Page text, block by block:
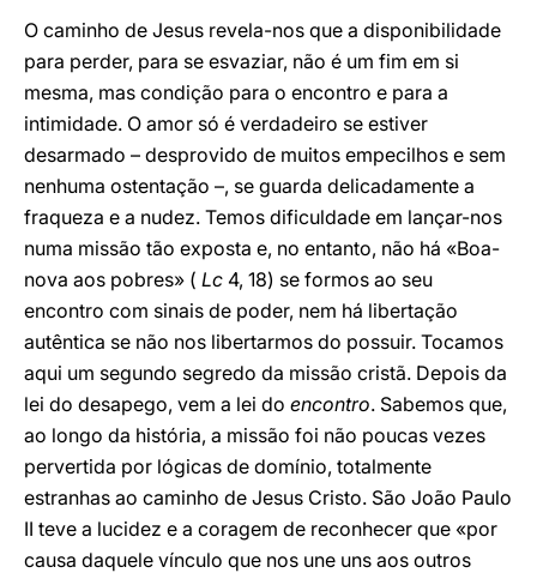
O caminho de Jesus revela-nos que a disponibilidade
para perder, para se esvaziar, não é um fim em si
mesma, mas condição para o encontro e para a
intimidade. O amor só é verdadeiro se estiver
desarmado – desprovido de muitos empecilhos e sem
nenhuma ostentação –, se guarda delicadamente a
fraqueza e a nudez. Temos dificuldade em lançar-nos
numa missão tão exposta e, no entanto, não há «Boa-
nova aos pobres» ( Lc 4, 18) se formos ao seu
encontro com sinais de poder, nem há libertação
autêntica se não nos libertarmos do possuir. Tocamos
aqui um segundo segredo da missão cristã. Depois da
lei do desapego, vem a lei do encontro. Sabemos que,
ao longo da história, a missão foi não poucas vezes
pervertida por lógicas de domínio, totalmente
estranhas ao caminho de Jesus Cristo. São João Paulo
II teve a lucidez e a coragem de reconhecer que «por
causa daquele vínculo que nos une uns aos outros